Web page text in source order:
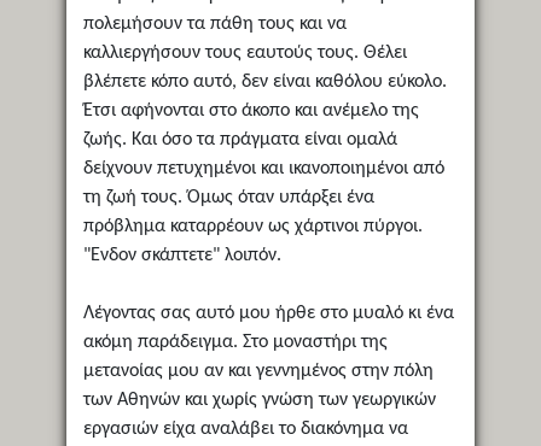
πολεμήσουν τα πάθη τους και να
καλλιεργήσουν τους εαυτούς τους. Θέλει
βλέπετε κόπο αυτό, δεν είναι καθόλου εύκολο.
Έτσι αφήνονται στο άκοπο και ανέμελο της
ζωής. Και όσο τα πράγματα είναι ομαλά
δείχνουν πετυχημένοι και ικανοποιημένοι από
τη ζωή τους. Όμως όταν υπάρξει ένα
πρόβλημα καταρρέουν ως χάρτινοι πύργοι.
"Ενδον σκάπτετε" λοιπόν.
Λέγοντας σας αυτό μου ήρθε στο μυαλό κι ένα
ακόμη παράδειγμα. Στο μοναστήρι της
μετανοίας μου αν και γεννημένος στην πόλη
των Αθηνών και χωρίς γνώση των γεωργικών
εργασιών είχα αναλάβει το διακόνημα να